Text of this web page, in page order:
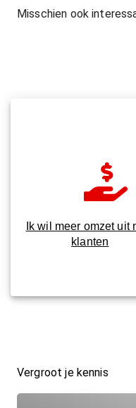
Misschien ook
Ik wil meer omzet uit
klanten
Vergroot je kennis